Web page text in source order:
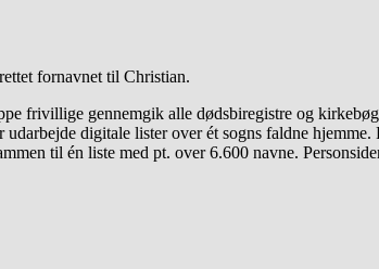
fornavnet til Christian.
frivillige gennemgik alle dødsbiregistre og
digitale lister over ét sogns faldne
til én liste med pt. over 6.600 navne.